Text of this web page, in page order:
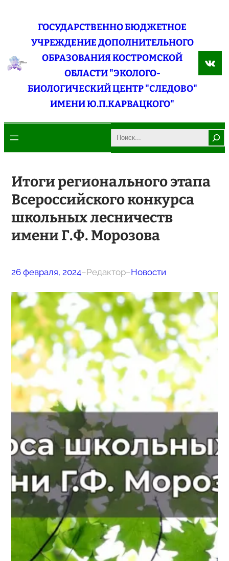
содержимому
ГОСУДАРСТВЕННО БЮДЖЕТНОЕ
УЧРЕЖДЕНИЕ ДОПОЛНИТЕЛЬНОГО
ОБРАЗОВАНИЯ КОСТРОМСКОЙ
ОБЛАСТИ "ЭКОЛОГО-
БИОЛОГИЧЕСКИЙ ЦЕНТР "СЛЕДОВО"
ИМЕНИ Ю.П.КАРВАЦКОГО"
Search
Итоги регионального этапа
Всероссийского конкурса
школьных лесничеств
имени Г.Ф. Морозова
26 февраля, 2024–Редактор–Новости